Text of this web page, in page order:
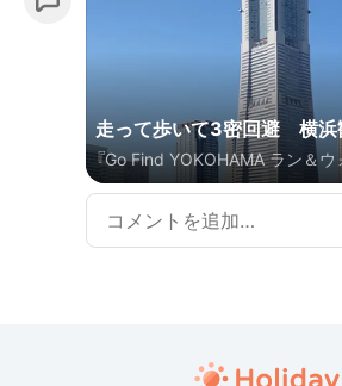
走って歩いて3密回避 横浜
ろう！
『Go Find YOKOHAMA ラン＆
を知っていますか？GPS機能が
浜の人気観光スポットなどを巡
ベントです！ チェックポイント